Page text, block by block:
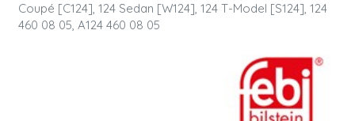
Coupé [C124], 124 Sedan [W124], 124 T-Model [S124], 124
460 08 05, A124 460 08 05